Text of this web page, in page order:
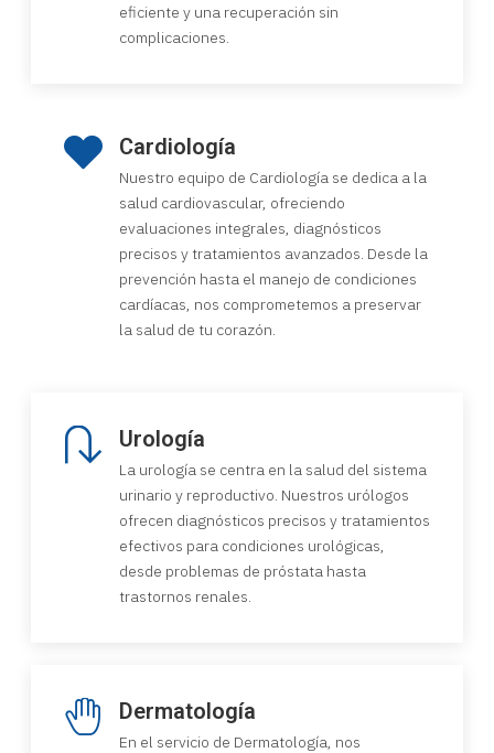
eficiente y una recuperación sin
complicaciones.
Cardiología
Nuestro equipo de Cardiología se dedica a la
salud cardiovascular, ofreciendo
evaluaciones integrales, diagnósticos
precisos y tratamientos avanzados. Desde la
prevención hasta el manejo de condiciones
cardíacas, nos comprometemos a preservar
la salud de tu corazón.
Urología
La urología se centra en la salud del sistema
urinario y reproductivo. Nuestros urólogos
ofrecen diagnósticos precisos y tratamientos
efectivos para condiciones urológicas,
desde problemas de próstata hasta
trastornos renales.
Dermatología
En el servicio de Dermatología, nos